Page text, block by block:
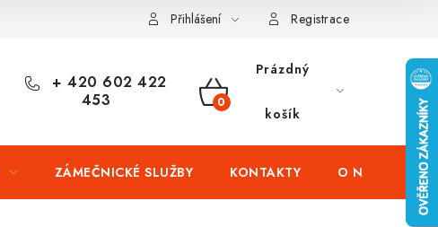
Zabezpečení firem (administrativních budov) a
Přihlášení Registrace
+ 420 602 422
453
NÁKUPNÍ
Prázdný
košík
ZÁMEČNICKÉ SLUŽBY KONTAKTY O NÁS